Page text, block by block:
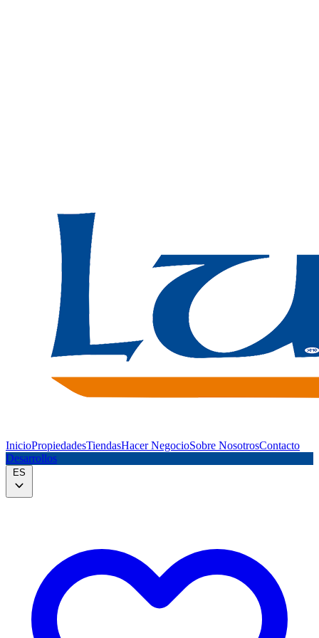
InicioPropiedadesTiendasHacer NegocioSobre NosotrosContacto
Desarrollos